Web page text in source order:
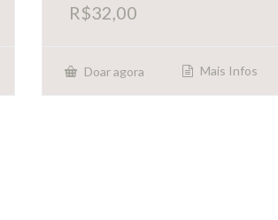
R$32,00
Doar agora Mais Infos